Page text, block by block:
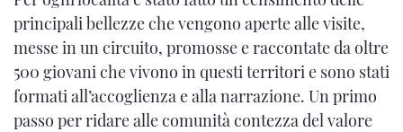
principali bellezze che vengono aperte alle visite,
messe in un circuito, promosse e raccontate da oltre
500 giovani che vivono in questi territori e sono stati
formati all’accoglienza e alla narrazione. Un primo
passo per ridare alle comunità contezza del valore